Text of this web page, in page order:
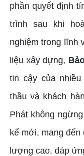
phần quyết định
trình sau khi
nghiệm trong lĩnh
liệu xây dựng,
tin cậy của
thầu và khách
Phát không
kế mới, mang đến
lượng cao, đáp